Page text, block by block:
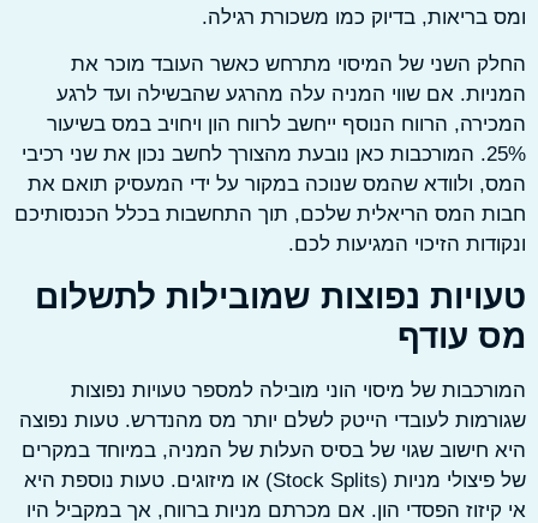
בריאות, בדיוק כמו משכורת רגילה.
השני של המיסוי מתרחש כאשר העובד מוכר את
אם שווי המניה עלה מהרגע שהבשילה ועד לרגע
הרווח הנוסף ייחשב לרווח הון ויחויב במס בשיעור
25%. המורכבות כאן נובעת מהצורך לחשב נכון את שני רכיבי
ולוודא שהמס שנוכה במקור על ידי המעסיק תואם את
המס הריאלית שלכם, תוך התחשבות בכלל הכנסותיכם
הזיכוי המגיעות לכם.
נפוצות שמובילות לתשלום
עודף
של מיסוי הוני מובילה למספר טעויות נפוצות
לעובדי הייטק לשלם יותר מס מהנדרש. טעות נפוצה
חישוב שגוי של בסיס העלות של המניה, במיוחד במקרים
של פיצולי מניות (Stock Splits) או מיזוגים. טעות נוספת היא
הפסדי הון. אם מכרתם מניות ברווח, אך במקביל היו